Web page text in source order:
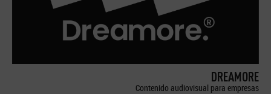
DREAMORE
Contenido audiovisual para empresas